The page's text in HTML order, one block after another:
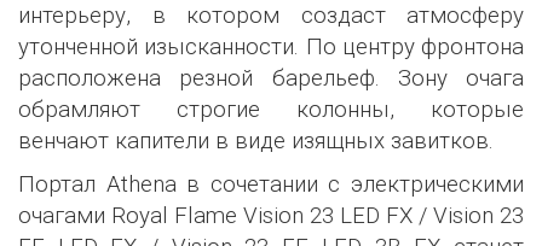
интерьеру, в котором создаст атмосферу
утонченной изысканности. По центру фронтона
расположена резной барельеф. Зону очага
обрамляют строгие колонны, которые
венчают капители в виде изящных завитков.
Портал Athena в сочетании с электрическими
очагами Royal Flame Vision 23 LED FX / Vision 23